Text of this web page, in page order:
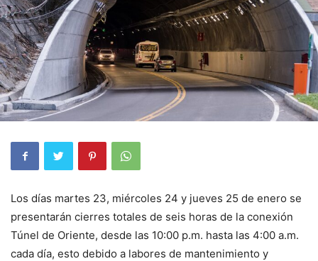
Los días martes 23, miércoles 24 y jueves 25 de enero se
presentarán cierres totales de seis horas de la conexión
Túnel de Oriente, desde las 10:00 p.m. hasta las 4:00 a.m.
cada día, esto debido a labores de mantenimiento y